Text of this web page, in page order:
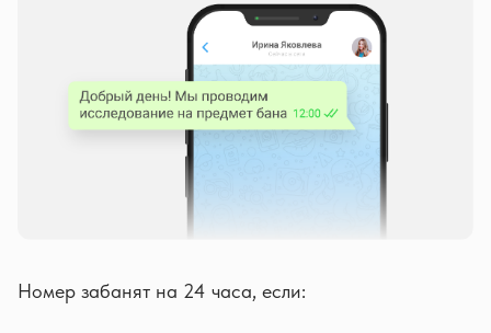
Номер забанят на 24 часа, если: